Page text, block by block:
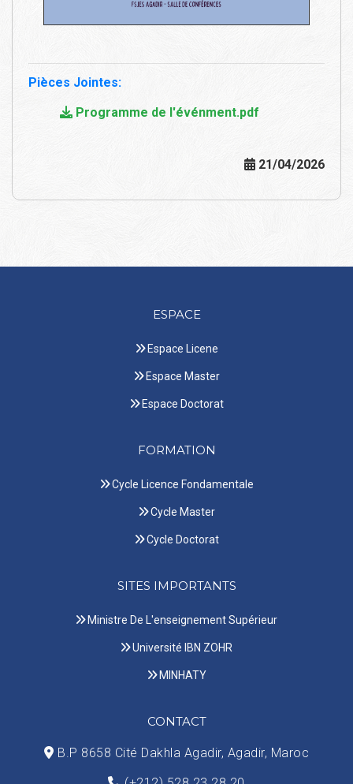
Pièces Jointes:
Programme de l'événment.pdf
21/04/2026
ESPACE
Espace Licene
Espace Master
Espace Doctorat
FORMATION
Cycle Licence Fondamentale
Cycle Master
Cycle Doctorat
SITES IMPORTANTS
Ministre De L'enseignement Supérieur
Université IBN ZOHR
MINHATY
CONTACT
B.P 8658 Cité Dakhla Agadir, Agadir, Maroc